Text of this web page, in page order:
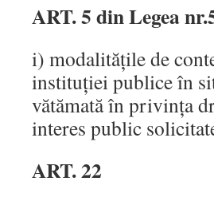
ART. 5 din Legea
i) modalităţile de
instituţiei publice în
vătămată în privinţa
interes public
ART. 22